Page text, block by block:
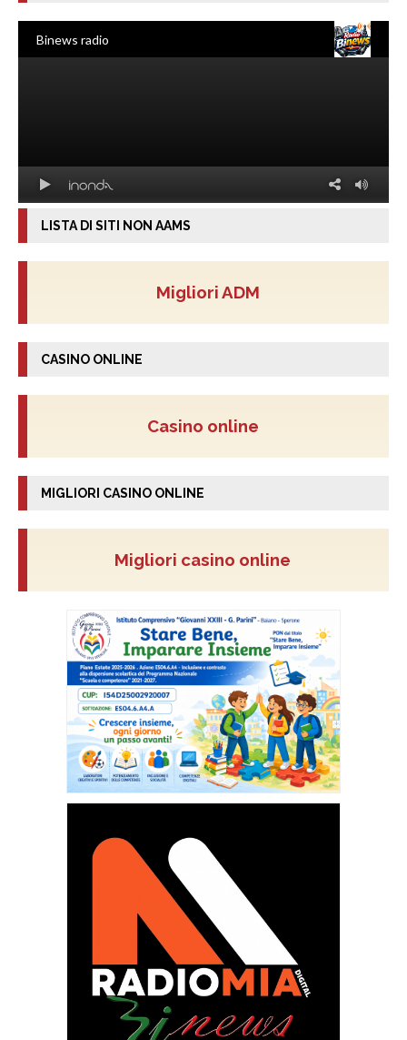
LISTA DI SITI NON AAMS
Migliori ADM
CASINO ONLINE
Casino online
MIGLIORI CASINO ONLINE
Migliori casino online